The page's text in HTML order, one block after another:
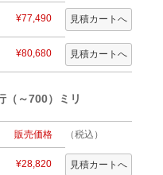
¥77,490
¥80,680
（～700）ミリ
販売価格 （税込）
¥28,820